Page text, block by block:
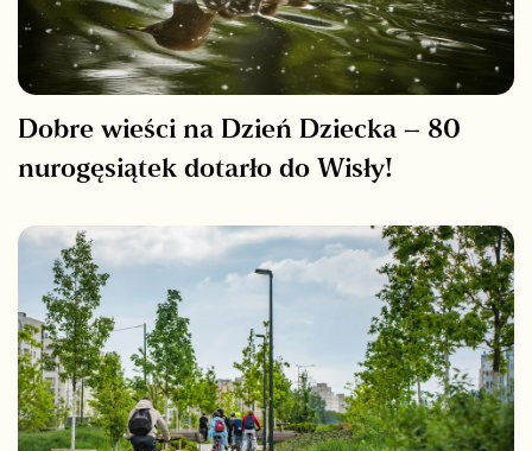
Dobre wieści na Dzień Dziecka – 80
nurogęsiątek dotarło do Wisły!